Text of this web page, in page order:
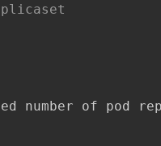
number of pod